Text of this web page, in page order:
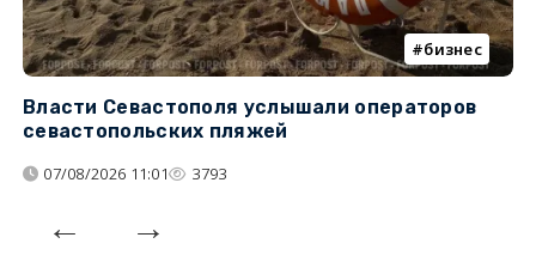
бизнес
Власти Севастополя услышали операторов
севастопольских пляжей
07/08/2026 11:01 3793